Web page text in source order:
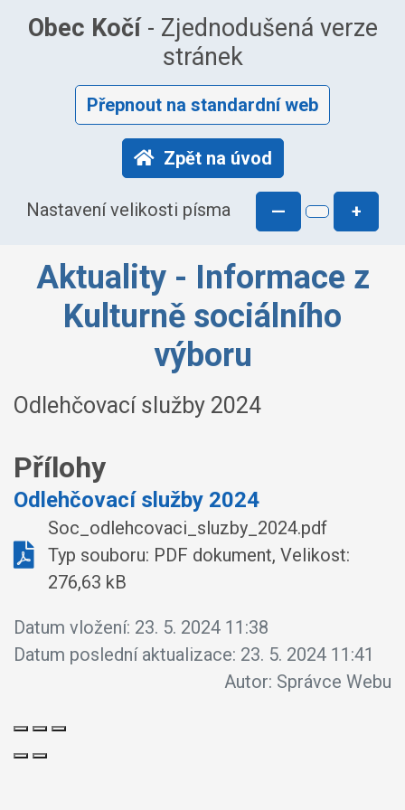
Obec Kočí- Zjednodušená verze
stránek
Přepnout na standardní web
Zpět na úvod
Nastavení velikosti písma — +
Aktuality - Informace z
Kulturně sociálního
výboru
Odlehčovací služby 2024
Přílohy
Odlehčovací služby 2024
Soc_odlehcovaci_sluzby_2024.pdf
Typ souboru: PDF dokument, Velikost:
276,63 kB
Datum vložení: 23. 5. 2024 11:38
Datum poslední aktualizace: 23. 5. 2024 11:41
Autor: Správce Webu